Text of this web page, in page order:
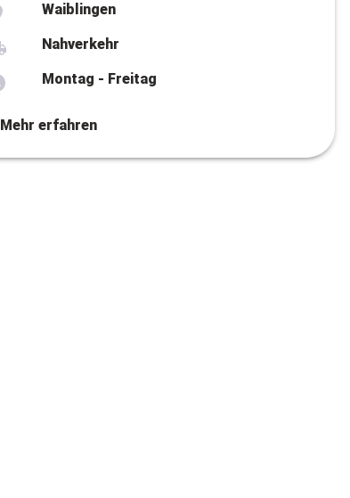
Waiblingen
Nahverkehr
Montag - Freitag
Mehr erfahren